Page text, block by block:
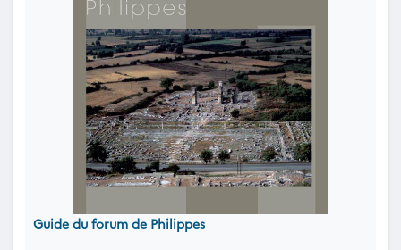
Guide du forum de Philippes